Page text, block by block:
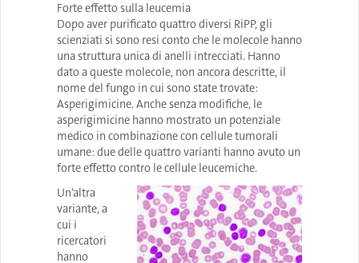
Forte effetto sulla leucemia
Dopo aver purificato quattro diversi RiPP, gli
scienziati si sono resi conto che le molecole hanno
una struttura unica di anelli intrecciati. Hanno
dato a queste molecole, non ancora descritte, il
nome del fungo in cui sono state trovate:
Asperigimicine. Anche senza modifiche, le
asperigimicine hanno mostrato un potenziale
medico in combinazione con cellule tumorali
umane: due delle quattro varianti hanno avuto un
forte effetto contro le cellule leucemiche.
Un’altra
variante, a
cui i
ricercatori
hanno